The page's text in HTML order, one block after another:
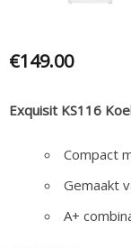
€149.00
Exquisit KS116
Compact
Gemaakt
A+